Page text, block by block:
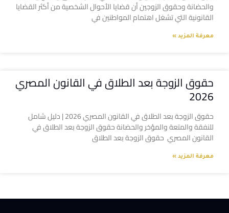
والحضانة وحقوق الزوجين أن قضايا الأحوال الشخصية من أكثر القضايا
القانونية التي تشغل اهتمام المواطنين في
معرفة المزيد »
حقوق الزوجة بعد الطلاق في القانون المصري
2026
حقوق الزوجة بعد الطلاق في القانون المصري 2026 | دليل شامل
للنفقة والمتعة والمؤخر والحضانة حقوق الزوجة بعد الطلاق في
القانون المصري حقوق الزوجة بعد الطلاق
معرفة المزيد »